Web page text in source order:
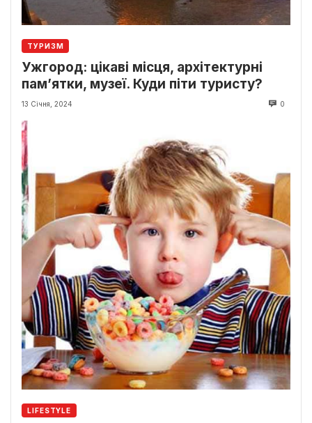
ТУРИЗМ
Ужгород: цікаві місця, архітектурні
пам’ятки, музеї. Куди піти туристу?
13 Січня, 2024 0
LIFESTYLE